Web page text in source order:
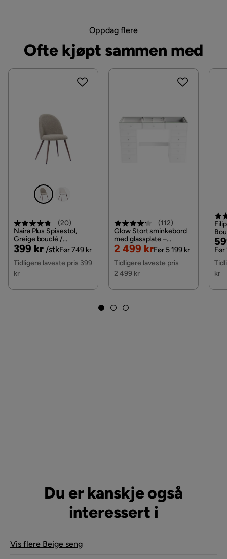
Oppdag flere
Ofte kjøpt sammen med
(20)
Naira Plus Spisestol,
Greige bouclé /
Metallben valnøtt
Pris
399 kr /stk
Original
Pris
Før 749 kr
Tidligere laveste pris 399
kr
(112)
Glow Stort sminkebord
med glassplate –
oppbevaring med skuffer
og rom 120 cm, Hvit
Nedsatt
Pris
2 499 kr
Original
Pris
Før 5 199 kr
Tidligere laveste pris
2 499 kr
Før
kr
Du er kanskje også
interessert i
Vis flere Beige seng